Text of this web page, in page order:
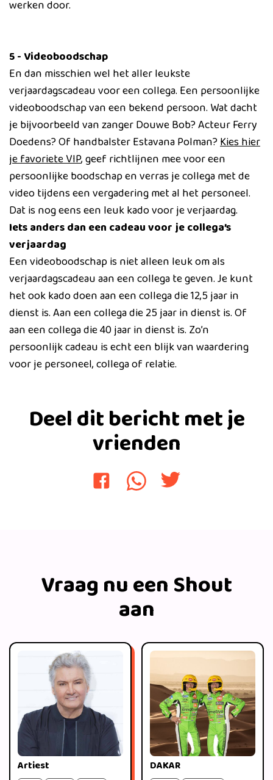
werken door.
5 - Videoboodschap
En dan misschien wel het aller leukste
verjaardagscadeau voor een collega. Een persoonlijke
videoboodschap van een bekend persoon. Wat dacht
je bijvoorbeeld van zanger Douwe Bob? Acteur Ferry
Doedens? Of handbalster Estavana Polman?Kies hier
je favoriete VIP, geef richtlijnen mee voor een
persoonlijke boodschap en verras je collega met de
video tijdens een vergadering met al het personeel.
Dat is nog eens een leuk kado voor je verjaardag.
Iets anders dan een cadeau voor je collega’s
verjaardag
Een videoboodschap is niet alleen leuk om als
verjaardagscadeau aan een collega te geven. Je kunt
het ook kado doen aan een collega die 12,5 jaar in
dienst is. Aan een collega die 25 jaar in dienst is. Of
aan een collega die 40 jaar in dienst is. Zo’n
persoonlijk cadeau is echt een blijk van waardering
voor je personeel, collega of relatie.
Deel dit bericht met je
vrienden
Vraag nu een Shout
aan
Artiest DAKAR